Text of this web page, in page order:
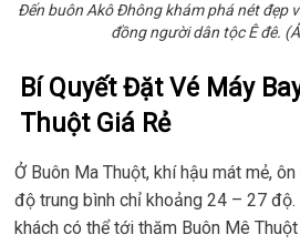
Đến buôn Akô Đhông khám phá nét đẹp
đồng người dân tộc Ê đê.
Bí Quyết Đặt Vé Máy
Thuột Giá Rẻ
Ở Buôn Ma Thuột, khí hậu mát mẻ,
độ trung bình chỉ khoảng 24 – 27
khách có thể tới thăm Buôn Mê